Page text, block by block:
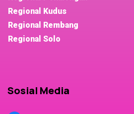
Regional Kudus
Regional Rembang
Regional Solo
Sosial Media